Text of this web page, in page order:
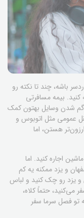
باشه، چند تا نکته رو
کنید. بیمه مسافرتی
گم شدن وسایل بهتون کمک
عمومی مثل اتوبوس و
هستن، اما
اجاره کنید. اما
و یزد ممکنه یه کم
یزد رو چک کنید و لباس
می‌کنید، حتماً کلاه،
تو فصل سرما سفر